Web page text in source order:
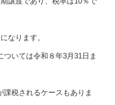
なります。
いては令和８年3月31日ま
課税されるケースもありま